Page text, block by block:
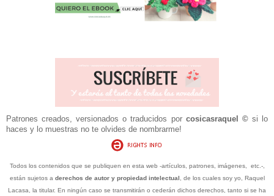
Patrones creados, versionados o traducidos por cosicasraquel © si lo
haces y lo muestras no te olvides de nombrarme!
Todos los contenidos que se publiquen en esta web -artículos, patrones, imágenes, etc.-,
están sujetos a derechos de autor y propiedad intelectual , de los cuales soy yo, Raquel
Lacasa, la titular. En ningún caso se transmitirán o cederán dichos derechos, tanto si se ha